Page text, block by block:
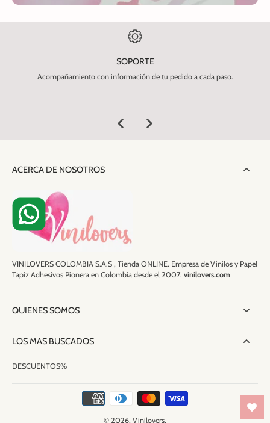
SOPORTE
Acompañamiento con información de tu pedido a cada paso.
ACERCA DE NOSOTROS
VINILOVERS COLOMBIA S.A.S , Tienda ONLINE. Empresa de Vinilos y Papel
Tapiz Adhesivos Pionera en Colombia desde el 2007. vinilovers.com
QUIENES SOMOS
LOS MAS BUSCADOS
DESCUENTOS%
© 2026, Vinilovers.